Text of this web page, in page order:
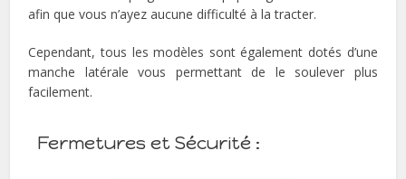
afin que vous n’ayez aucune difficulté à la tracter.
Cependant, tous les modèles sont également dotés d’une
manche latérale vous permettant de le soulever plus
facilement.
Fermetures et Sécurité :